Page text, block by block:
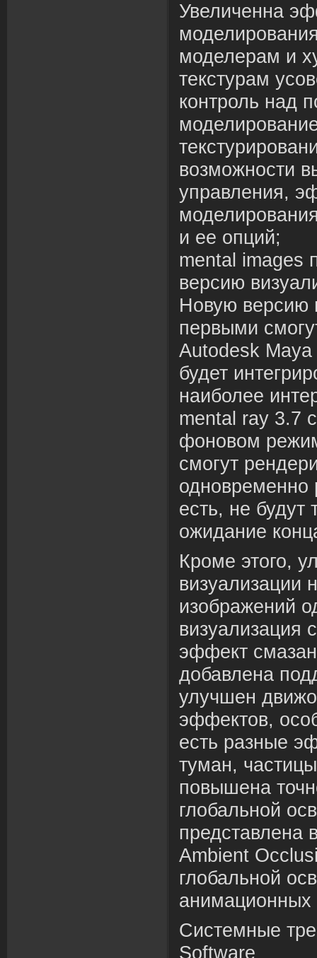
Увеличенна
моделерам и
текстурам
контроль над
возможности
управления,
и ее опций;
mental images
версию
Новую версию
первыми
Autodesk
будет
наиболее
mental ray 3.7
фоновом
смогут
одновременно
есть, не будут
ожидание
Кроме этого,
визуализации
изображений
визуализация
эффект
добавлена
улучшен
эффектов,
есть разные
туман,
повышена
глобальной
представлена
Ambient
глобальной
анимационных
Системные
Software